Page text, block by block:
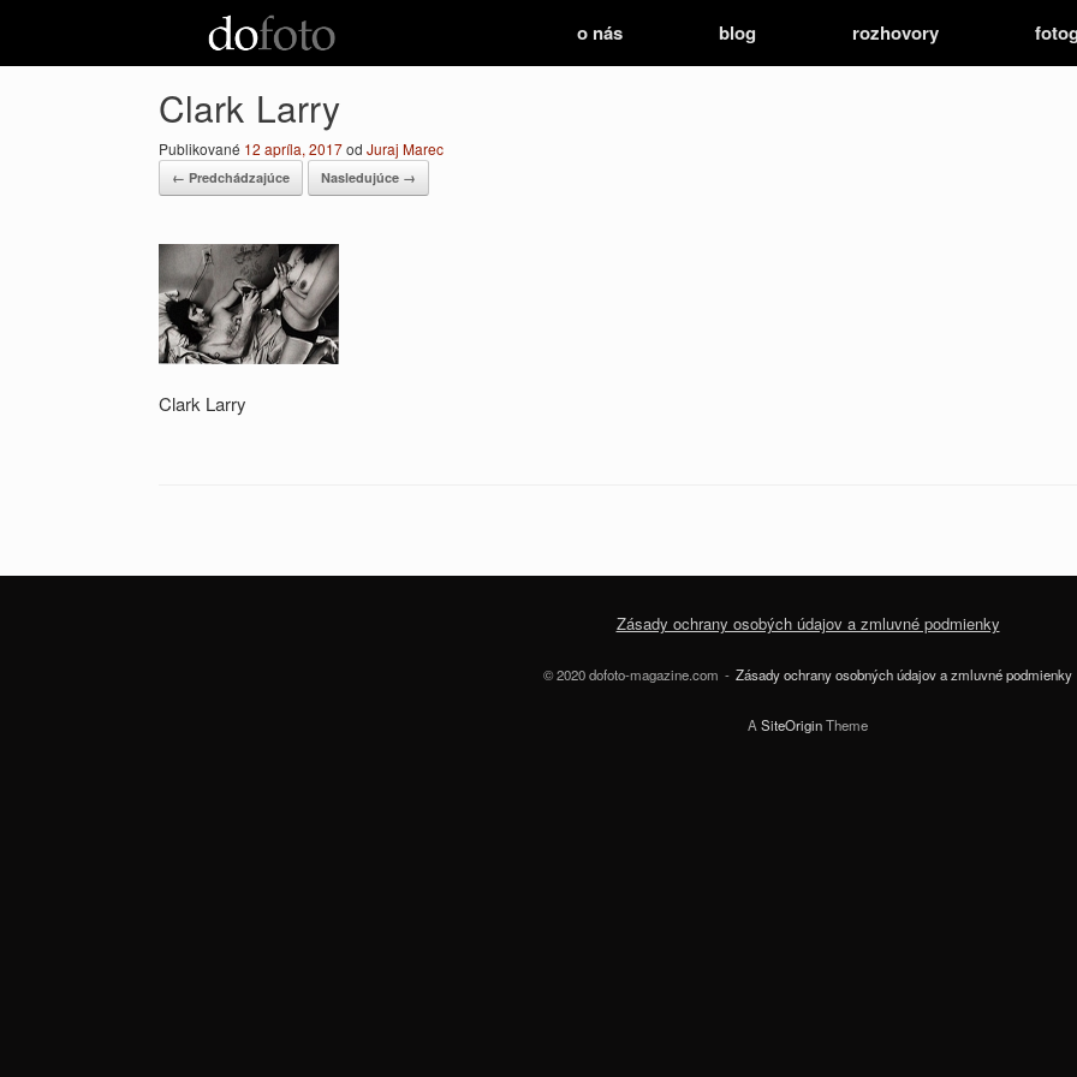
o nás blog rozhovory
Clark Larry
Publikované 12 apríla, 2017od Juraj Marec
← Predchádzajúce Nasledujúce →
Clark Larry
Zásady ochrany osobých údajov a zmluvné podmienky
© 2020 dofoto-magazine.com Zásady ochrany osobných údajov a zmluvné podmienky
A SiteOriginTheme